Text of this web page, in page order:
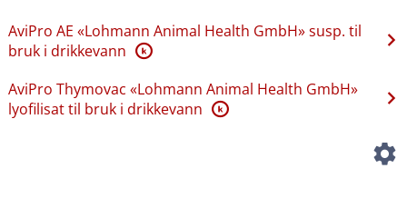
AviPro AE «Lohmann Animal Health GmbH» susp. til
bruk i drikkevann K
AviPro Thymovac «Lohmann Animal Health GmbH»
lyofilisat til bruk i drikkevann K